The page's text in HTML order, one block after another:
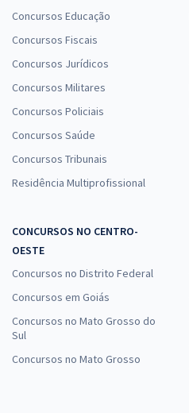
Concursos Educação
Concursos Fiscais
Concursos Jurídicos
Concursos Militares
Concursos Policiais
Concursos Saúde
Concursos Tribunais
Residência Multiprofissional
CONCURSOS NO CENTRO-
OESTE
Concursos no Distrito Federal
Concursos em Goiás
Concursos no Mato Grosso do
Sul
Concursos no Mato Grosso